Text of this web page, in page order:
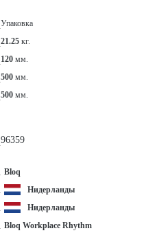
Упаковка
21.25 кг.
120 мм.
500 мм.
500 мм.
96359
Bloq
Нидерланды
Нидерланды
Bloq Workplace Rhythm